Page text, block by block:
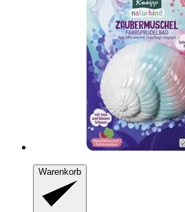
Warenkorb